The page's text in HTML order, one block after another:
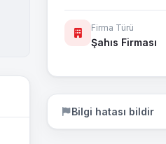
Firma Türü
Şahıs Firması
Bilgi hatası bildir